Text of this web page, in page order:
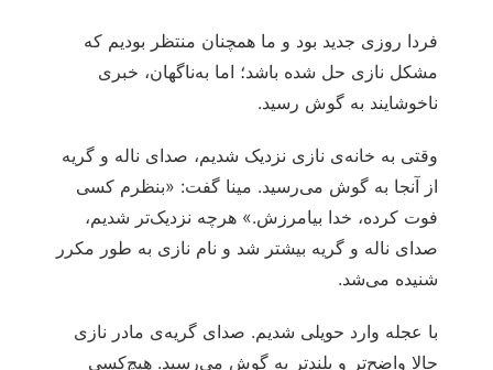
فردا روزی جدید بود و ما همچنان منتظر بودیم که
مشکل نازی حل شده باشد؛ اما به‌ناگهان، خبری
ناخوشایند به گوش رسید.
وقتی به خانه‌ی نازی نزدیک شدیم، صدای ناله و گریه
از آنجا به گوش می‌رسید. مینا گفت: «بنظرم کسی
فوت کرده، خدا بیامرزش.» هرچه نزدیک‌تر شدیم،
صدای ناله و گریه بیشتر شد و نام نازی به طور مکرر
شنیده می‌شد.
با عجله وارد حویلی شدیم. صدای گریه‌ی مادر نازی
حالا واضح‌تر و بلندتر به گوش می‌رسید. هیچ‌کسی